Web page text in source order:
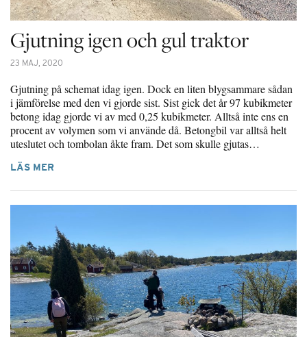
Gjutning igen och gul traktor
23 MAJ, 2020
Gjutning på schemat idag igen. Dock en liten blygsammare sådan
i jämförelse med den vi gjorde sist. Sist gick det år 97 kubikmeter
betong idag gjorde vi av med 0,25 kubikmeter. Alltså inte ens en
procent av volymen som vi använde då. Betongbil var alltså helt
uteslutet och tombolan åkte fram. Det som skulle gjutas…
LÄS MER